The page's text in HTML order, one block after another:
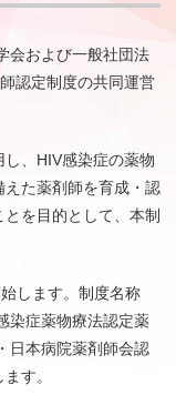
会および一般社団法
認定制度の共同運営
、HIV感染症の薬物
た薬剤師を育成・認
を目的として、本制
します。制度名称
染症薬物療法認定薬
日本病院薬剤師会認
す。